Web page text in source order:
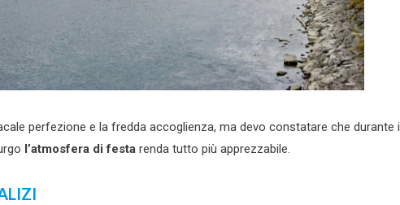
perfezione e la fredda accoglienza, ma devo constatare che durante il
l’atmosfera di festa renda tutto più apprezzabile.